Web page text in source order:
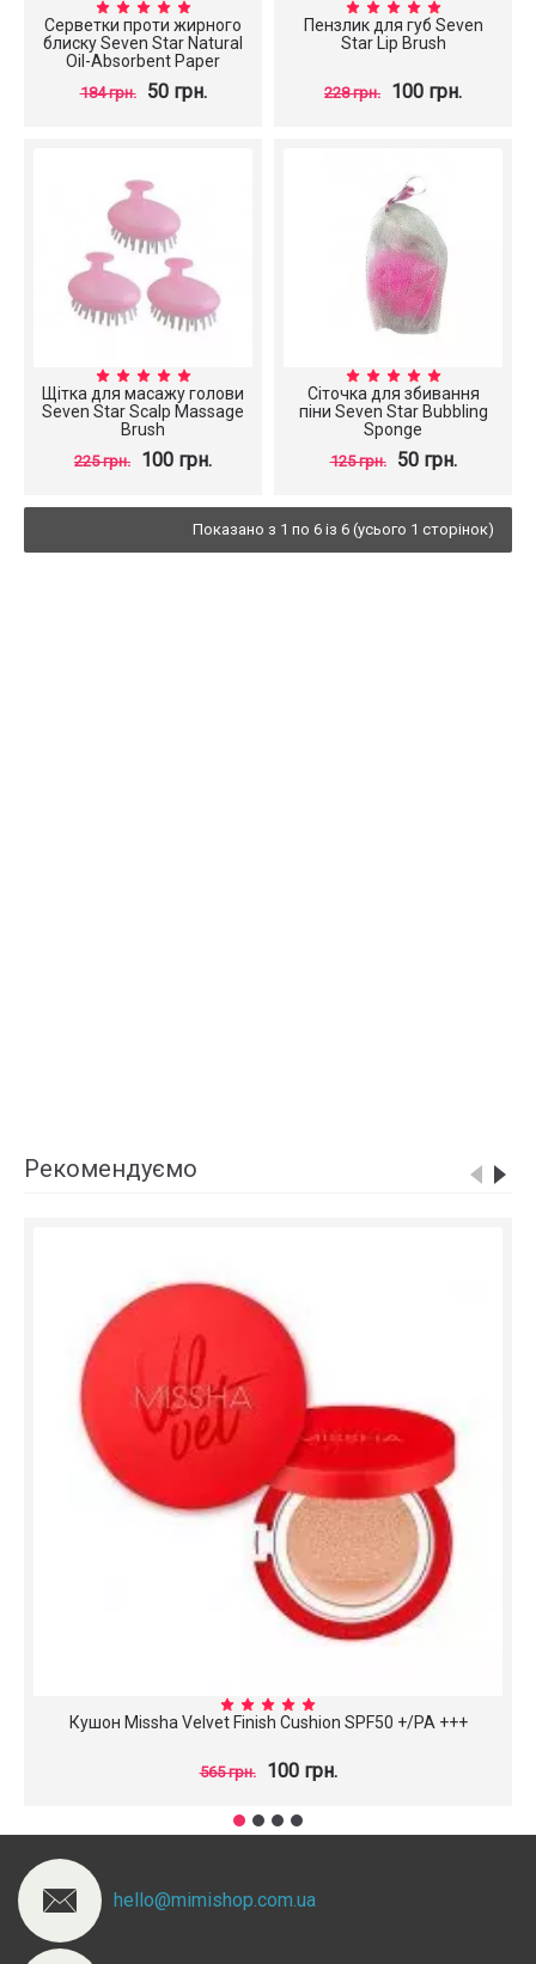
Серветки проти жирного
блиску Seven Star Natural
Oil-Absorbent Paper
184 грн. 50 грн.
Пензлик для губ Seven
Star Lip Brush
228 грн. 100 грн.
Щітка для масажу голови
Seven Star Scalp Massage
Brush
225 грн. 100 грн.
Сіточка для збивання
піни Seven Star Bubbling
Sponge
125 грн. 50 грн.
Показано з 1 по 6 із 6 (усього 1 сторінок)
Рекомендуємо
Кушон Missha Velvet Finish Cushion SPF50 +/PA +++
565 грн. 100 грн.
hello@mimishop.com.ua